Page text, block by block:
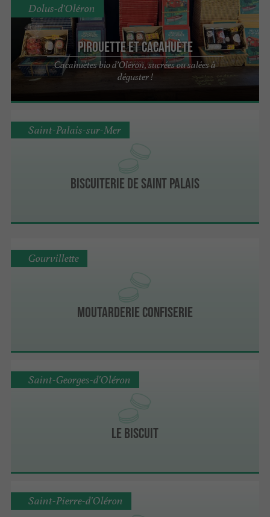
Pirouette et Cacahuète
Cacahuètes bio d’Oléron, sucrées ou salées à
déguster !
Dolus-d'Oléron
Biscuiterie de Saint Palais
Saint-Palais-sur-Mer
Moutarderie Confiserie
Gourvillette
Le Biscuit
Saint-Georges-d'Oléron
Saint-Pierre-d'Oléron